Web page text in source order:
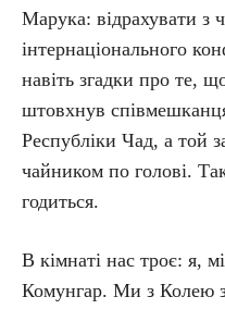
Марука: відрахувати з
інтернаціонального
навіть згадки про те,
штовхнув
Республіки Чад, а той
чайником по голові.
годиться.
В кімнаті нас троє: я,
Комунгар. Ми з Колею